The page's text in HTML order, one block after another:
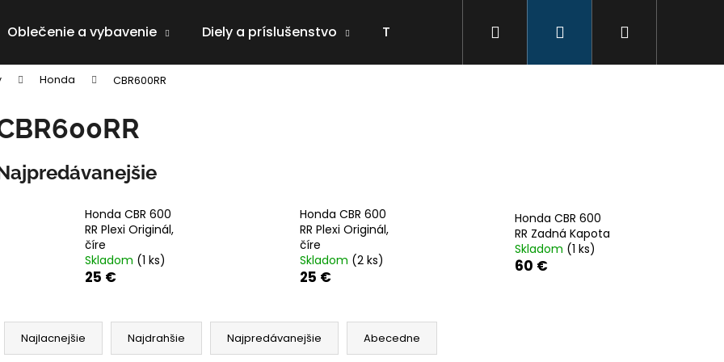
Oblečenie a vybavenie Diely a príslušenstvo Tabuľka veľkostí Kontakty Značky
Hľadať Prihlásenie
Honda CBR600RR
Honda CBR 600
RR Plexi Originál,
číre
Skladom (1 ks)
25 €
Honda CBR 600
RR Plexi Originál,
číre
Skladom (2 ks)
25 €
Honda CBR 600
RR Zadná Kapota
Skladom (1 ks)
60 €
R
Najlacnejšie Najdrahšie Najpredávanejšie Abecedne
Čo potrebujete nájsť?
Odporúčame